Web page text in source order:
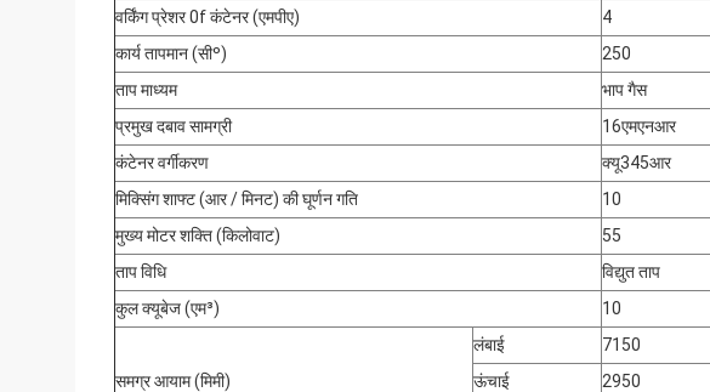
वर्किंग प्रेशर 0f कंटेनर (एमपीए)
4
कार्य तापमान (सीº)
250
ताप माध्यम
भाप गैस
प्रमुख दबाव सामग्री
16एमएनआर
कंटेनर वर्गीकरण
क्यू345आर
मिक्सिंग शाफ्ट (आर / मिनट) की घूर्णन गति
10
मुख्य मोटर शक्ति (किलोवाट)
55
ताप विधि
विद्युत ताप
कुल क्यूबेज (एम³)
10
समग्र आयाम (मिमी)
लंबाई
7150
ऊंचाई
2950